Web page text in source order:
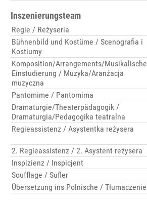
Inszenierungsteam
Regie / Reżyseria
Bühnenbild und Kostüme / Scenografia i
Kostiumy
Komposition/Arrangements/Musikalische
Einstudierung / Muzyka/Aranżacja
muzyczna
Pantomime / Pantomima
Dramaturgie/Theaterpädagogik /
Dramaturgia/Pedagogika teatralna
Regieassistenz / Asystentka reżysera
2. Regieassistenz / 2. Asystent reżysera
Inspizienz / Inspicjent
Soufflage / Sufler
Übersetzung ins Polnische / Tłumaczenie